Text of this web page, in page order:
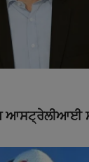
ਆਸਟ੍ਰੇਲੀਆਈ